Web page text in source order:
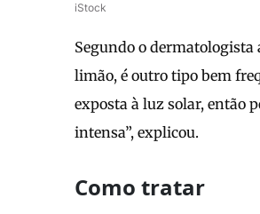
iStock
Segundo o
limão, é outro tipo bem
exposta à luz solar, então
intensa”, explicou.
Como tratar